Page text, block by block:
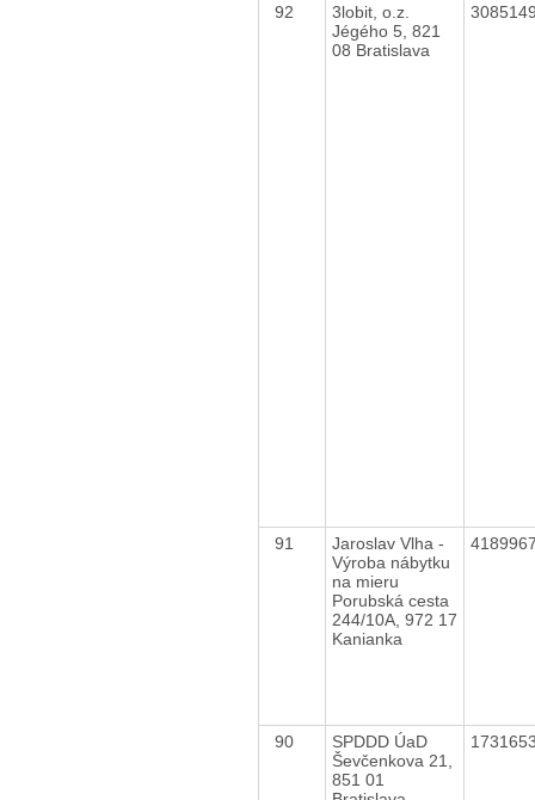
92
3lobit, o.z.
Jégého 5, 821
08 Bratislava
91
Jaroslav Vlha -
Výroba nábytku
na mieru
Porubská cesta
244/10A, 972 17
Kanianka
90
SPDDD ÚaD
Ševčenkova 21,
851 01